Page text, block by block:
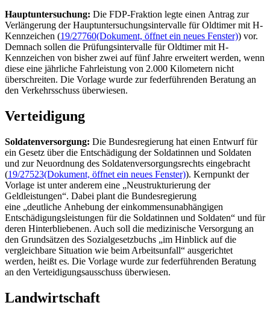
Hauptuntersuchung: Die FDP-Fraktion legte einen Antrag zur
Verlängerung der Hauptuntersuchungsintervalle fürOldtimermit H-
Kennzeichen (19/27760(Dokument, öffnet ein neues Fenster)) vor.
Demnach sollen die Prüfungsintervalle fürOldtimermit H-
Kennzeichen von bisher zwei auf fünf Jahre erweitert werden, wenn
diese eine jährliche Fahrleistung von 2.000 Kilometern nicht
überschreiten. Die Vorlage wurde zur federführenden Beratung an
den Verkehrsschuss überwiesen.
Verteidigung
Soldatenversorgung: Die Bundesregierung hat einen Entwurf für
ein Gesetz über die Entschädigung der Soldatinnen und Soldaten
und zur Neuordnung des Soldatenversorgungsrechts eingebracht
(19/27523(Dokument, öffnet ein neues Fenster)). Kernpunkt der
Vorlage ist unter anderem eine „Neustrukturierung der
Geldleistungen“. Dabei plant die Bundesregierung
eine „deutliche Anhebung der einkommensunabhängigen
Entschädigungsleistungen für die Soldatinnen und Soldaten“ und für
deren Hinterbliebenen. Auch soll die medizinische Versorgung an
den Grundsätzen des Sozialgesetzbuchs „im Hinblick auf die
vergleichbare Situation wie beim Arbeitsunfall“ ausgerichtet
werden, heißt es. Die Vorlage wurde zur federführenden Beratung
an den Verteidigungsausschuss überwiesen.
Landwirtschaft